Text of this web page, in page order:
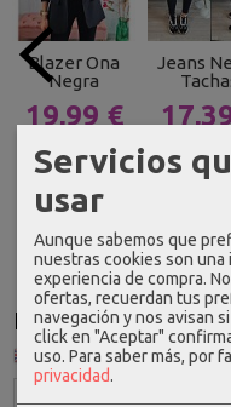
Idioma
Blazer Ona
Negra
19,99 €
24,99 €
Jeans
Servicios
usar
Aunque sabemos que
nuestras cookies son
experiencia de compra.
ofertas, recuerdan tus
navegación y nos avisan
click en "Aceptar"
uso. Para saber más, por
privacidad.